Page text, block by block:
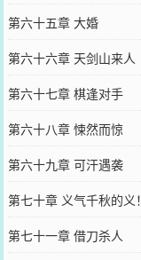
第六十五章 大婚
第六十六章 天剑山来人
第六十七章 棋逢对手
第六十八章 悚然而惊
第六十九章 可汗遇袭
第七十章 义气千秋的义！
第七十一章 借刀杀人